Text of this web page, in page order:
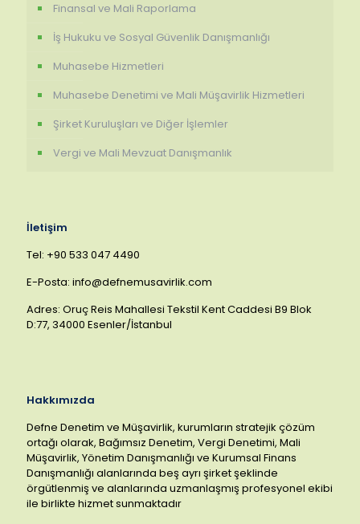
Finansal ve Mali Raporlama
İş Hukuku ve Sosyal Güvenlik Danışmanlığı
Muhasebe Hizmetleri
Muhasebe Denetimi ve Mali Müşavirlik Hizmetleri
Şirket Kuruluşları ve Diğer İşlemler
Vergi ve Mali Mevzuat Danışmanlık
İletişim
Tel: +90 533 047 4490
E-Posta: info@defnemusavirlik.com
Adres: Oruç Reis Mahallesi Tekstil Kent Caddesi B9 Blok
D:77, 34000 Esenler/İstanbul
Hakkımızda
Defne Denetim ve Müşavirlik, kurumların stratejik çözüm
ortağı olarak, Bağımsız Denetim, Vergi Denetimi, Mali
Müşavirlik, Yönetim Danışmanlığı ve Kurumsal Finans
Danışmanlığı alanlarında beş ayrı şirket şeklinde
örgütlenmiş ve alanlarında uzmanlaşmış profesyonel ekibi
ile birlikte hizmet sunmaktadır